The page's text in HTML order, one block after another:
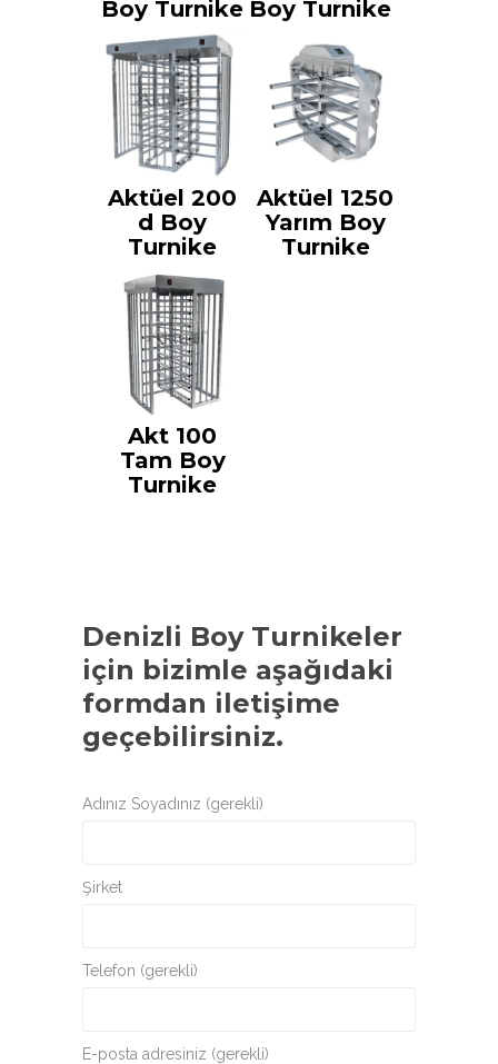
Boy Turnike Boy Turnike
Aktüel 200
d Boy
Turnike
Aktüel 1250
Yarım Boy
Turnike
Akt 100
Tam Boy
Turnike
Denizli Boy Turnikeler
için bizimle aşağıdaki
formdan iletişime
geçebilirsiniz.
Adınız Soyadınız (gerekli)
Şirket
Telefon (gerekli)
E-posta adresiniz (gerekli)